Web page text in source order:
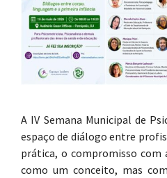
A IV Semana Municipal de
espaço de diálogo entre
prática, o compromisso
como um conceito, mas